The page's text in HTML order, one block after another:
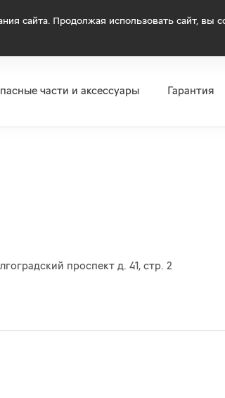
сайта. Продолжая использовать сайт, вы
части и аксессуары Гарантия
проспект д. 41, стр. 2